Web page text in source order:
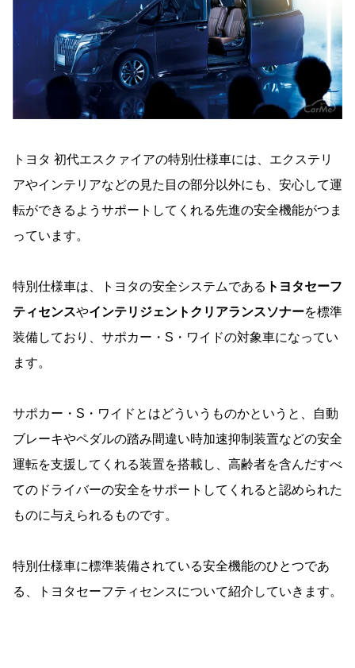
トヨタ 初代エスクァイアの特別仕様車には、エクステリ
アやインテリアなどの見た目の部分以外にも、安心して運
転ができるようサポートしてくれる先進の安全機能がつま
っています。
特別仕様車は、トヨタの安全システムである トヨタセーフ
ティセンスやインテリジェントクリアランスソナーを標準
装備しており、サポカー・S・ワイドの対象車になってい
ます。
サポカー・S・ワイドとはどういうものかというと、自動
ブレーキやペダルの踏み間違い時加速抑制装置などの安全
運転を支援してくれる装置を搭載し、高齢者を含んだすべ
てのドライバーの安全をサポートしてくれると認められた
ものに与えられるものです。
特別仕様車に標準装備されている安全機能のひとつであ
る、トヨタセーフティセンスについて紹介していきます。